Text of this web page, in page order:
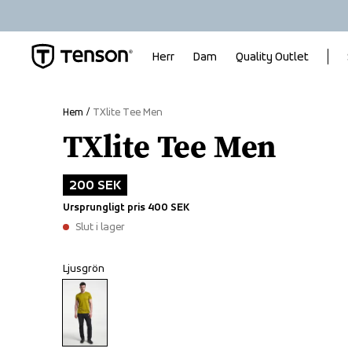
Herr Dam Quality Outlet
Hem TXlite Tee Men
TXlite Tee Men
200 SEK
Ursprungligt pris 400 SEK
Slut i lager
Ljusgrön